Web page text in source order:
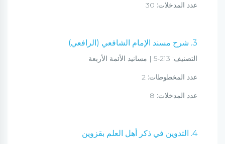
عدد المدخلات:
3. شرح مسند الإمام الشافعي (الرافعي)
التصنيف:
عدد المخطوطات:
عدد المدخلات:
4. التدوين في ذكر أهل العلم بقزوين